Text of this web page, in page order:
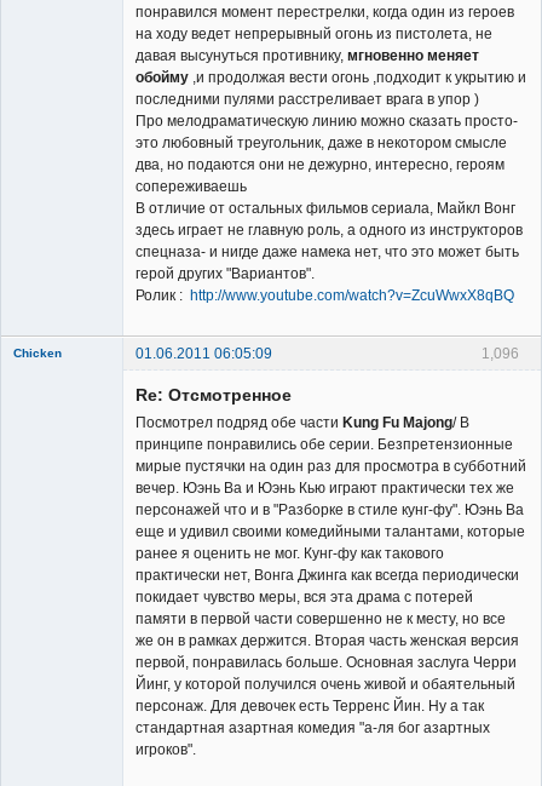
понравился момент перестрелки, когда один из героев
на ходу ведет непрерывный огонь из пистолета, не
давая высунуться противнику, мгновенно меняет
обойму ,и продолжая вести огонь ,подходит к укрытию и
последними пулями расстреливает врага в упор )
Про мелодраматическую линию можно сказать просто-
это любовный треугольник, даже в некотором смысле
два, но подаются они не дежурно, интересно, героям
сопереживаешь
В отличие от остальных фильмов сериала, Майкл Вонг
здесь играет не главную роль, а одного из инструкторов
спецназа- и нигде даже намека нет, что это может быть
герой других "Вариантов".
Ролик : http://www.youtube.com/watch?v=ZcuWwxX8qBQ
1,096
Chicken
01.06.2011 06:05:09
Re: Отсмотренное
Посмотрел подряд обе части Kung Fu Majong/ В
принципе понравились обе серии. Безпретензионные
мирые пустячки на один раз для просмотра в субботний
вечер. Юэнь Ва и Юэнь Кью играют практически тех же
персонажей что и в "Разборке в стиле кунг-фу". Юэнь Ва
еще и удивил своими комедийными талантами, которые
ранее я оценить не мог. Кунг-фу как такового
практически нет, Вонга Джинга как всегда периодически
покидает чувство меры, вся эта драма с потерей
памяти в первой части совершенно не к месту, но все
же он в рамках держится. Вторая часть женская версия
первой, понравилась больше. Основная заслуга Черри
Йинг, у которой получился очень живой и обаятельный
персонаж. Для девочек есть Терренс Йин. Ну а так
стандартная азартная комедия "а-ля бог азартных
игроков".